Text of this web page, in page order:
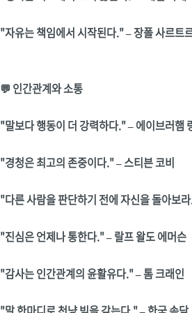
"자유는 책임에서 시작된다." – 장폴 사르트
💬 인간관계와 소통
"말보다 행동이 더 강력하다." – 에이브러햄
"경청은 최고의 존중이다." – 스티븐 코비
"다른 사람을 판단하기 전에 자신을 돌아보
"진심은 언제나 통한다." – 랄프 왈도 에머슨
"감사는 인간관계의 윤활유다." – 톰 크래인